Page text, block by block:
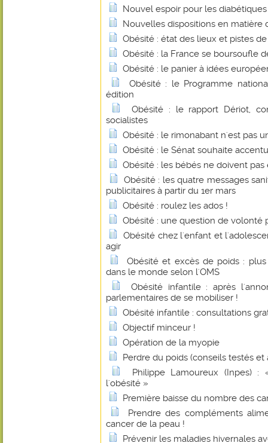
Nouvel espoir pour les diabétiques
Nouvelles dispositions en
Obésité : état des lieux et pistes
Obésité : la France se boursoufle
Obésité : le panier à idées
Obésité : le Programme
édition
Obésité : le rapport Dériot,
socialistes
Obésité : le rimonabant n'est pas
Obésité : le Sénat souhaite
Obésité : les bébés ne doivent pas
Obésité : les quatre messages
publicitaires à partir du 1er mars
Obésité : roulez les ados !
Obésité : une question de
Obésité chez l'enfant et
agir
Obésité et excès de poids :
dans le monde selon l'OMS
Obésité infantile : après
parlementaires de se mobiliser !
Obésité infantile : consultations
Objectif minceur !
Opération de la myopie
Perdre du poids (conseils testés et
Philippe Lamoureux (Inpes)
l'obésité »
Première baisse du nombre des
Prendre des compléments
cancer de la peau !
Prévenir les maladies hivernales